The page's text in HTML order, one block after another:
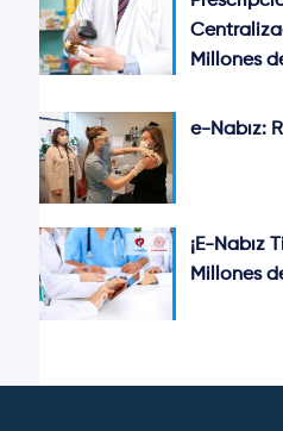
Millones
e-Nabız:
¡E-Nabız
Millones